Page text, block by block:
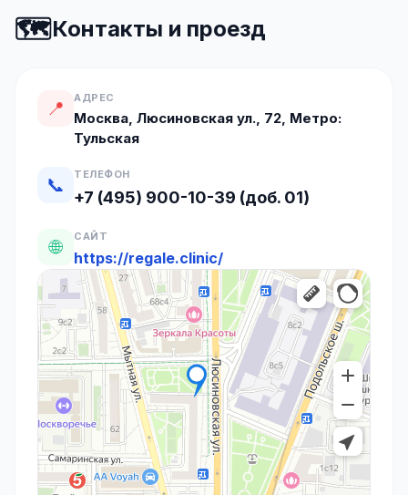
🗺️Контакты и проезд
📍 АДРЕС
Москва, Люсиновская ул., 72, Метро:
Тульская
📞 ТЕЛЕФОН
+7 (495) 900-10-39 (доб. 01)
🌐 САЙТ
https://regale.clinic/